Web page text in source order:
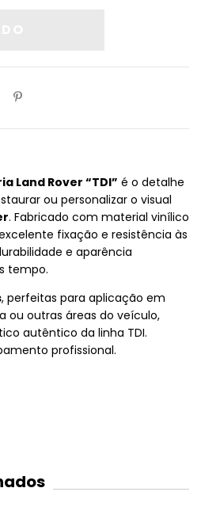
Land Rover “TDI” é o detalhe
ou personalizar o visual
. Fabricado com material vinílico
fixação e resistência às
e aparência
tempo.
, perfeitas para aplicação em
ou outras áreas do veículo,
autêntico da linha TDI.
profissional.